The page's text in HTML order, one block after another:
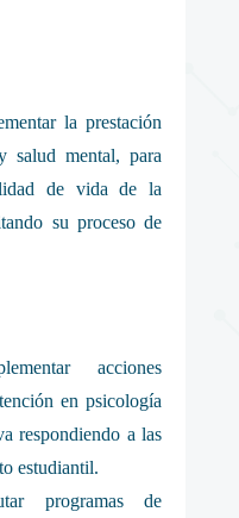
la prestación
salud mental, para
de vida de la
su proceso de
acciones
en psicología
respondiendo a las
estudiantil.
programas de